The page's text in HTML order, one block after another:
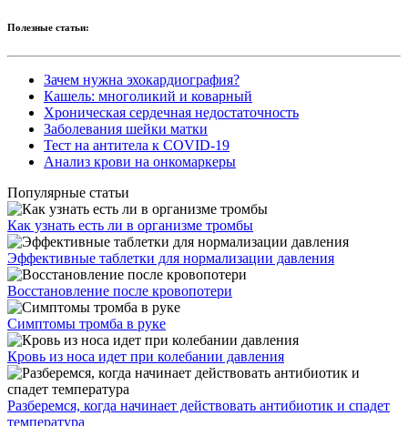
Полезные статьи:
Зачем нужна эхокардиография?
Кашель: многоликий и коварный
Хроническая сердечная недостаточность
Заболевания шейки матки
Тест на антитела к COVID-19
Анализ крови на онкомаркеры
Популярные статьи
Как узнать есть ли в организме тромбы
Эффективные таблетки для нормализации давления
Восстановление после кровопотери
Симптомы тромба в руке
Кровь из носа идет при колебании давления
Разберемся, когда начинает действовать антибиотик и спадет
температура